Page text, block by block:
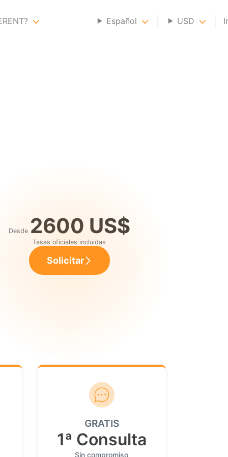
Español USD
Desde 2600 US$
Tasas oficiales incluidas
Solicitar
GRATIS
1ª Consulta
Sin compromiso